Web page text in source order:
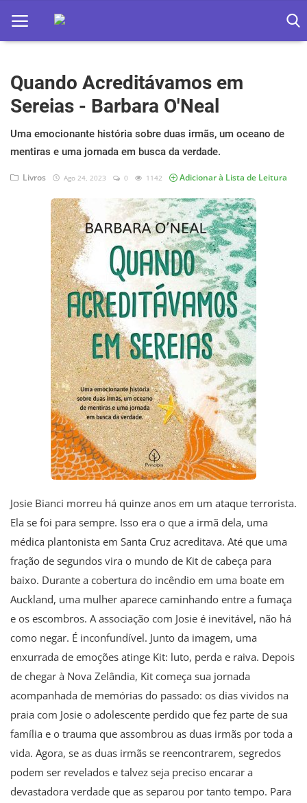
Home
Apps
Ebooks
Jogos hoje na TV
Quando Acreditávamos em
Sereias - Barbara O'Neal
Uma emocionante história sobre duas irmãs, um oceano de
mentiras e uma jornada em busca da verdade.
Livros Ago 24, 2023 0 1142 Adicionar à Lista de Leitura
Josie Bianci morreu há quinze anos em um ataque terrorista.
Ela se foi para sempre. Isso era o que a irmã dela, uma
médica plantonista em Santa Cruz acreditava. Até que uma
fração de segundos vira o mundo de Kit de cabeça para
baixo. Durante a cobertura do incêndio em uma boate em
Auckland, uma mulher aparece caminhando entre a fumaça
e os escombros. A associação com Josie é inevitável, não há
como negar. É inconfundível. Junto da imagem, uma
enxurrada de emoções atinge Kit: luto, perda e raiva. Depois
de chegar à Nova Zelândia, Kit começa sua jornada
acompanhada de memórias do passado: os dias vividos na
praia com Josie o adolescente perdido que fez parte de sua
família e o trauma que assombrou as duas irmãs por toda a
vida. Agora, se as duas irmãs se reencontrarem, segredos
podem ser revelados e talvez seja preciso encarar a
devastadora verdade que as separou por tanto tempo. Para